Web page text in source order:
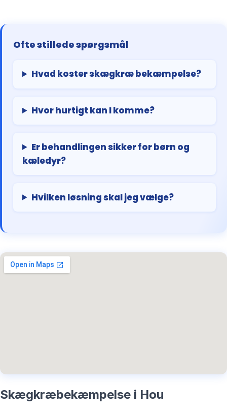
Ofte stillede spørgsmål
Hvad koster skægkræ bekæmpelse?
Hvor hurtigt kan I komme?
Er behandlingen sikker for børn og
kæledyr?
Hvilken løsning skal jeg vælge?
Skægkræbekæmpelse i Hou